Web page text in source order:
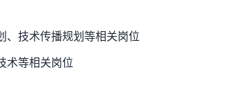
、技术传播规划等相关岗位
术等相关岗位